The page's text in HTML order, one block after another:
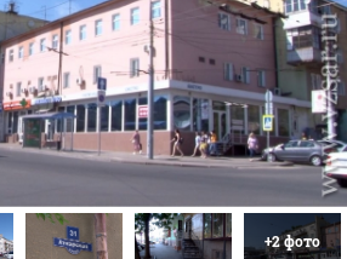
+2 фото